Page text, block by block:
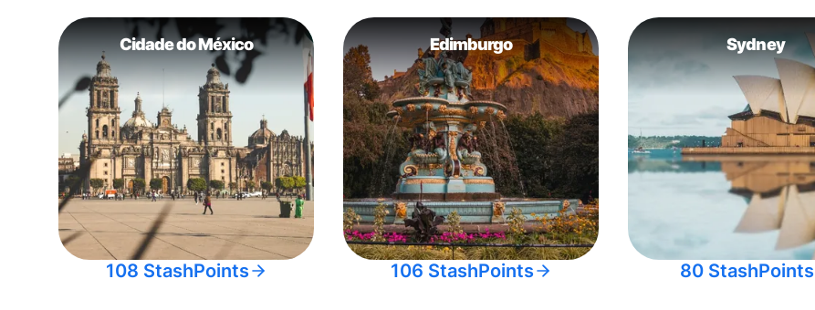
Cidade do México
108 StashPoints
Edimburgo
106 StashPoints
Sydney
80 StashPoints